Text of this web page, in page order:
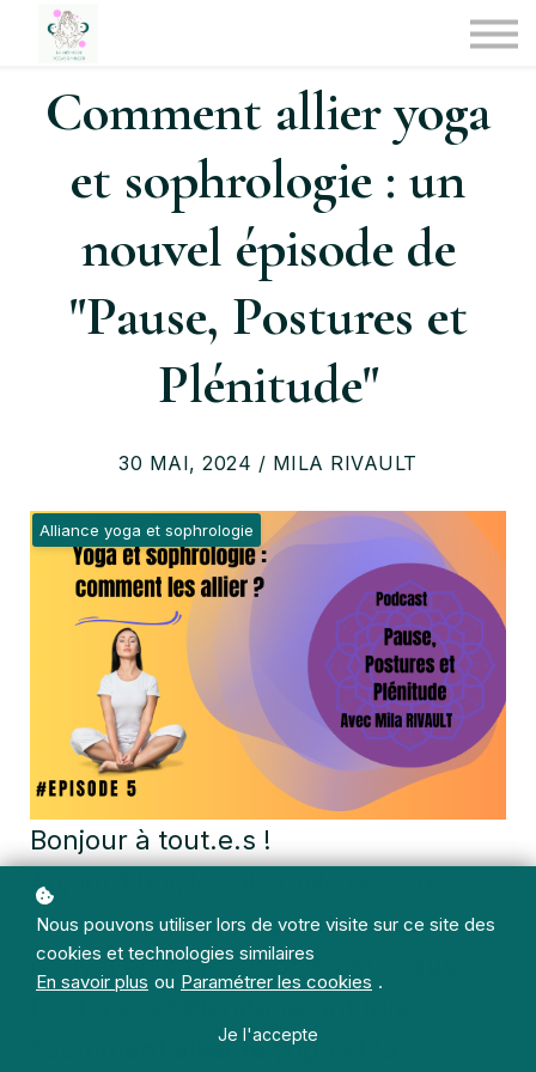
CREER UN COMPTE
SE CONNECTER
Comment allier yoga
et sophrologie : un
nouvel épisode de
"Pause, Postures et
Plénitude"
30 MAI, 2024 / MILA RIVAULT
Alliance yoga et sophrologie
Bonjour à tout.e.s !
Aujourd'hui, je suis ravie de vous
annoncer la sortie de notre tout
nouvel épisode du podcast "Pause,
"Comment allier le yoga et la
Nous pouvons utiliser lors de votre visite sur ce site des
cookies et technologies similaires
En savoir plus ou Paramétrer les cookies .
Je l'accepte